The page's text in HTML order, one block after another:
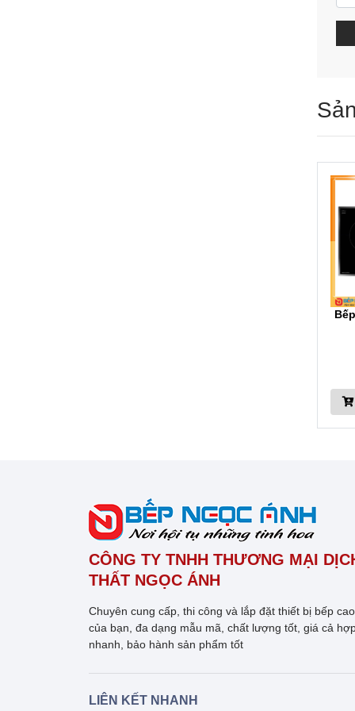
CÔNG TY TNHH THƯƠNG MẠI
THẤT NGỌC ÁNH
Chuyên cung cấp, thi công và lắp đặt thiết bị bếp
của bạn, đa dạng mẫu mã, chất lượng tốt, giá cả
nhanh, bảo hành sản phẩm tốt
LIÊN KẾT NHANH